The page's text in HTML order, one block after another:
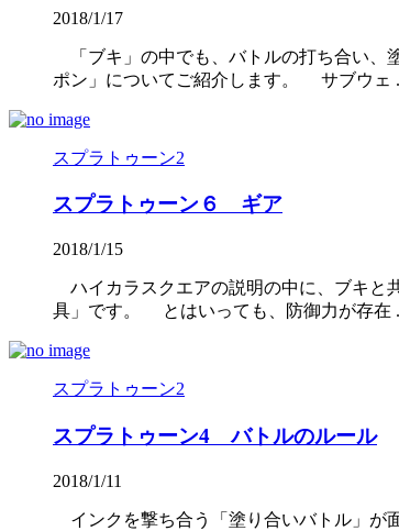
2018/1/17
「ブキ」の中でも、バトルの打ち合い、
ポン」についてご紹介します。 サブウェ
スプラトゥーン2
スプラトゥーン６ ギア
2018/1/15
ハイカラスクエアの説明の中に、ブキと
具」です。 とはいっても、防御力が存在
スプラトゥーン2
スプラトゥーン4 バトルのルール
2018/1/11
インクを撃ち合う「塗り合いバトル」が